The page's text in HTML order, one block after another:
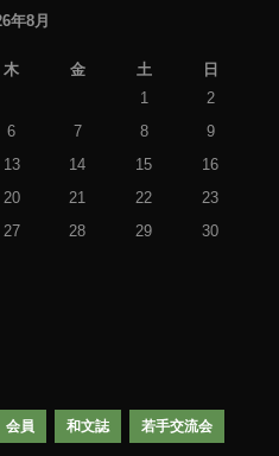
年8月
木 金 土
日
1
2
6 7 8
9
13 14 15
16
20 21 22
23
27 28 29
30
会員 和文誌 若手交流会